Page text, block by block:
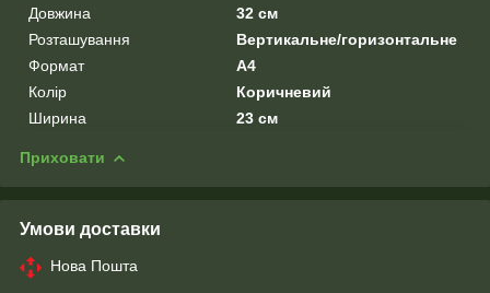
Довжина
32 см
Розташування
Вертикальне/горизонтальне
Формат
A4
Колір
Коричневий
Ширина
23 см
Приховати
Умови доставки
Нова Пошта